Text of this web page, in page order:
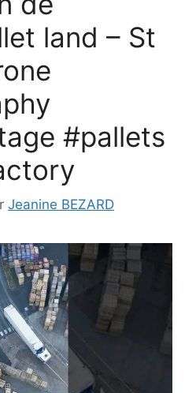
land – St
#pallets
Jeanine BEZARD